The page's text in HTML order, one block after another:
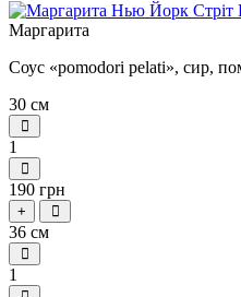
Маргарита
Соус «pomodori pelati», сир,
30 см
1
190 грн
+
36 см
1